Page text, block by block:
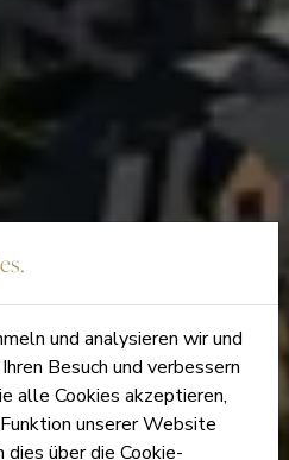
und analysieren wir und
Besuch und verbessern
alle Cookies akzeptieren,
unserer Website
über die Cookie-